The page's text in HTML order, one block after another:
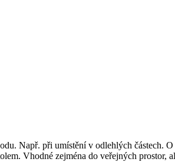
Např. při umístění v odlehlých částech.
Vhodné zejména do veřejných prostor,